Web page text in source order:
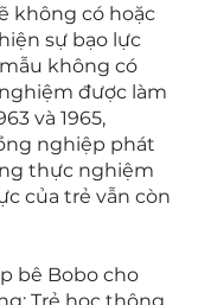
không có hoặc
sự bạo lực
không có
được làm
và 1965,
nghiệp phát
thực nghiệm
của trẻ vẫn còn
bê Bobo cho